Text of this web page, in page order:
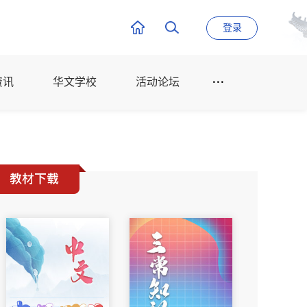
登录
讯 华文学校 活动论坛